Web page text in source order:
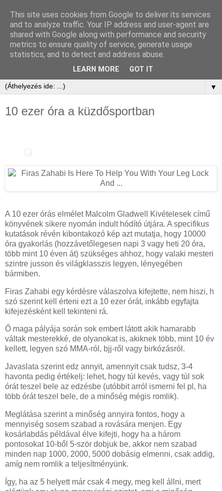
▼
10 ezer óra a küzdősportban
A 10 ezer órás elmélet Malcolm Gladwell Kivételesek című
könyvének sikere nyomán indult hódító útjára. A specifikus
kutatások révén kibontakozó kép azt mutatja, hogy 10000
óra gyakorlás (hozzávetőlegesen napi 3 vagy heti 20 óra,
több mint 10 éven át) szükséges ahhoz, hogy valaki mesteri
szintre jusson és világklasszis legyen, lényegében
bármiben.
Firas Zahabi egy kérdésre válaszolva kifejtette, nem hiszi, h
szó szerint kell érteni ezt a 10 ezer órát, inkább egyfajta
kifejezésként kell tekinteni rá.
Ő maga pályája során sok embert látott akik hamarabb
váltak mesterekké, de olyanokat is, akiknek több, mint 10 év
kellett, legyen szó MMA-ról, bjj-ről vagy birkózásról.
Javaslata szerint edz annyit, amennyit csak tudsz, 3-4
havonta pedig értékelj: lehet, hogy túl kevés, vagy túl sok
órát teszel bele az edzésbe (utóbbit arról ismerni fel pl, ha
több órát teszel bele, de a minőség mégis romlik).
Meglátása szerint a minőség annyira fontos, hogy a
mennyiség sosem szabad a rovására menjen. Egy
kosárlabdás példával élve kifejti, hogy ha a három
pontosokat 10-ből 5-ször dobjuk be, akkor nem szabad
minden nap 1000, 2000, 5000 dobásig elmenni, csak addig,
amíg nem romlik a teljesítményünk.
Így, ha az 5 helyett már csak 4 megy, meg kell állni, mert
This site uses cookies from Google to deliver its services
and to analyze traffic. Your IP address and user-agent are
shared with Google along with performance and security
metrics to ensure quality of service, generate usage
statistics, and to detect and address abuse.
LEARN MORE GOT IT